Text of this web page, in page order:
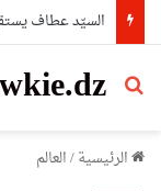
بحث عن
الرئيسية/العالم